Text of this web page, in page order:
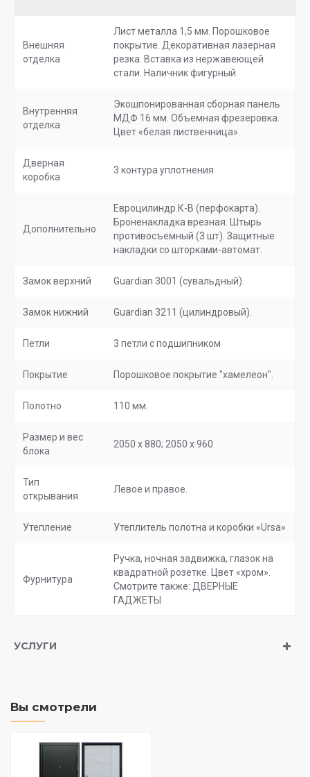
Внешняя
отделка
Лист металла 1,5 мм. Порошковое
покрытие. Декоративная лазерная
резка. Вставка из нержавеющей
стали. Наличник фигурный.
Внутренняя
отделка
Экошпонированная сборная панель
МДФ 16 мм. Объемная фрезеровка.
Цвет «белая лиственница».
Дверная
коробка
3 контура уплотнения.
Дополнительно
Евроцилиндр К-В (перфокарта).
Броненакладка врезная. Штырь
противосъемный (3 шт). Защитные
накладки со шторками-автомат.
Замок верхний Guardian 3001 (сувальдный).
Замок нижний Guardian 3211 (цилиндровый).
Петли 3 петли с подшипником
Покрытие Порошковое покрытие "хамелеон".
Полотно 110 мм.
Размер и вес
блока
2050 х 880; 2050 х 960
Тип
открывания
Левое и правое.
Утепление Утеплитель полотна и коробки «Ursa»
Фурнитура
Ручка, ночная задвижка, глазок на
квадратной розетке. Цвет «хром».
Смотрите также: ДВЕРНЫЕ
ГАДЖЕТЫ
УСЛУГИ
Вы смотрели